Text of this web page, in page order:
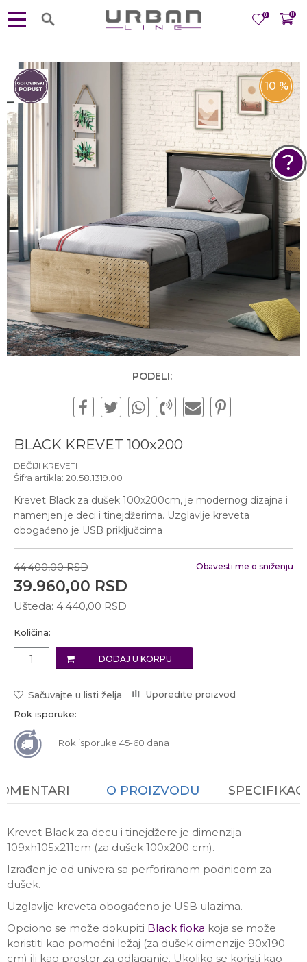
0
0
10 %
PODELI:
BLACK KREVET 100x200
DEČIJI KREVETI
Šifra artikla: 20.58.1319.00
Krevet Black za dušek 100x200cm, je modernog dizajna i
namenjen je deci i tinejdžerima. Uzglavlje kreveta
obogaćeno je USB priključcima
44.400,00 RSD
39.960,00 RSD
Ušteda: 4.440,00 RSD
Obavesti me o sniženju
Količina:
DODAJ U KORPU
Sačuvajte u listi želja
Uporedite proizvod
Rok isporuke:
Rok isporuke 45-60 dana
POMOĆ PRI KUPOVINI
Za više informacija, pomoć i
porudžbine
381 11 245 18 52
381 64 218 96 52
Radno vreme
Ponedeljak - Petak od
10:00 do 19:00
Subotom od 10:00 do
16:00 časova
Pišite nam
O PROIZVODU
Krevet Black za decu i tinejdžere je dimenzija
109xh105x211cm (za dušek 100x200 cm).
Izrađen je od univera sa perforiranom podnicom za
dušek.
Uzglavlje kreveta obogaćeno je USB ulazima.
Opciono se može dokupiti Black fioka koja se može
koristiti kao pomoćni ležaj (za dušek dimenzije 90x190
cm) ili kao prostor za odlaganje. Ukoliko se koristi kao